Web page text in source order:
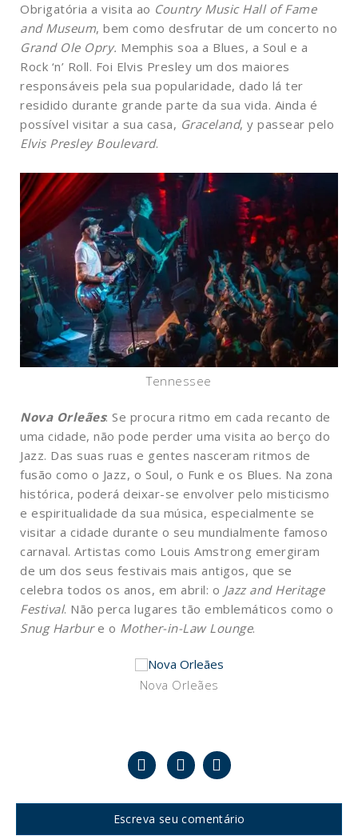
Obrigatória a visita ao Country Music Hall of Fame
and Museum, bem como desfrutar de um concerto no
Grand Ole Opry. Memphis soa a Blues, a Soul e a
Rock ‘n’ Roll. Foi Elvis Presley um dos maiores
responsáveis pela sua popularidade, dado lá ter
residido durante grande parte da sua vida. Ainda é
possível visitar a sua casa, Graceland, y passear pelo
Elvis Presley Boulevard.
Tennessee
Nova Orleães: Se procura ritmo em cada recanto de
uma cidade, não pode perder uma visita ao berço do
Jazz. Das suas ruas e gentes nasceram ritmos de
fusão como o Jazz, o Soul, o Funk e os Blues. Na zona
histórica, poderá deixar-se envolver pelo misticismo
e espiritualidade da sua música, especialmente se
visitar a cidade durante o seu mundialmente famoso
carnaval. Artistas como Louis Amstrong emergiram
de um dos seus festivais mais antigos, que se
celebra todos os anos, em abril: o Jazz and Heritage
Festival. Não perca lugares tão emblemáticos como o
Snug Harbure o Mother-in-Law Lounge.
Nova Orleães
Escreva seu comentário